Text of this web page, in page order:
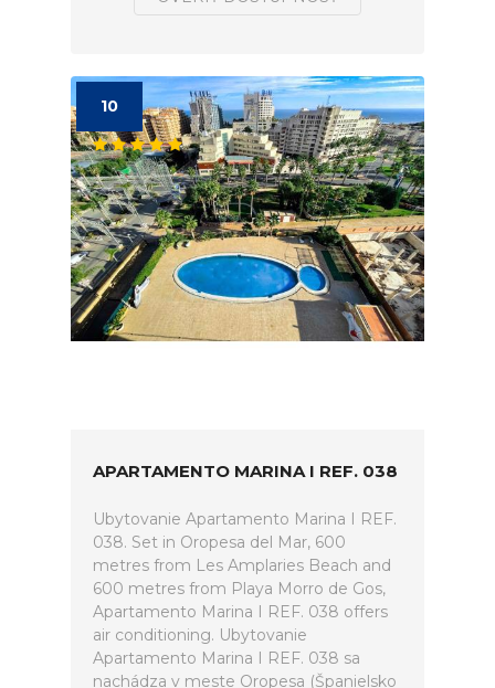
10
APARTAMENTO MARINA I REF. 038
Ubytovanie Apartamento Marina I REF.
038. Set in Oropesa del Mar, 600
metres from Les Amplaries Beach and
600 metres from Playa Morro de Gos,
Apartamento Marina I REF. 038 offers
air conditioning. Ubytovanie
Apartamento Marina I REF. 038 sa
nachádza v meste Oropesa (Španielsko